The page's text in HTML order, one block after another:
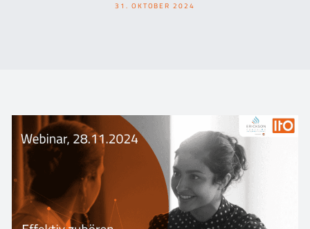
EN
31. OKTOBER 2024